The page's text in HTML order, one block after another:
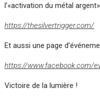
l’«activation du métal
https://thesilvertrigger.com/
Et aussi une page
https://www.facebook.com/
Victoire de la lumière !